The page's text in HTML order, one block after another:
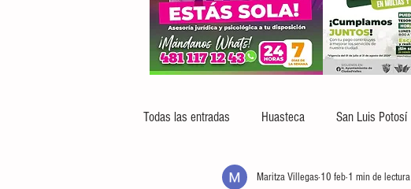
Todas las entradas Huasteca San Luis Potosí
Maritza Villegas 10 feb 1 min de lectura